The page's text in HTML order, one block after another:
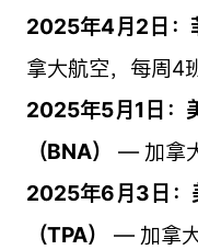
2025年4月2日：
拿大航空，每周4
2025年5月1日：
（BNA）
— 加拿
2025年6月3日：
（TPA）
— 加拿